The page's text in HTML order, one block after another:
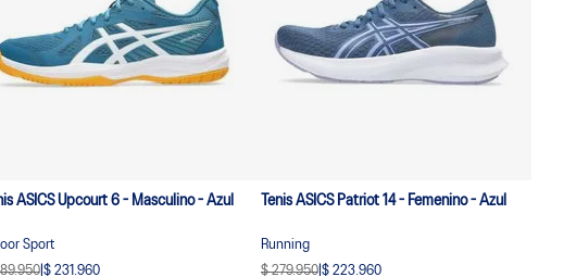
ASICS Upcourt 6 - Masculino - Azul
Sport
| $ 231.960
Tenis ASICS Patriot 14 - Femenino - Azul
Running
$ 279.950| $ 223.960